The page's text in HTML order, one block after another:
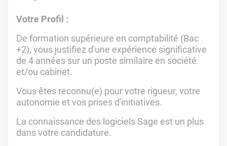
Votre Profil :
De formation supérieure en comptabilité (Bac
+2), vous justifiez d'une expérience significative
de 4 années sur un poste similaire en société
et/ou cabinet.
Vous êtes reconnu(e) pour votre rigueur, votre
autonomie et vos prises d'initiatives.
La connaissance des logiciels Sage est un plus
dans votre candidature.